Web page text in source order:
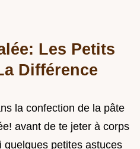
Les Petits
Différence
la confection de la pâte
avant de te jeter à corps
quelques petites astuces